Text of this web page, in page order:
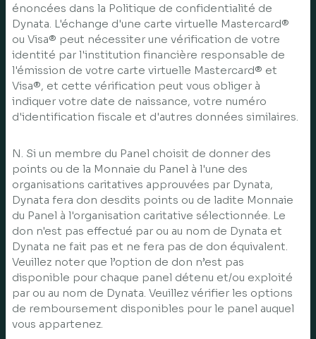
énoncées dans la Politique de confidentialité de
Dynata. L'échange d'une carte virtuelle Mastercard®
ou Visa® peut nécessiter une vérification de votre
identité par l'institution financière responsable de
l'émission de votre carte virtuelle Mastercard® et
Visa®, et cette vérification peut vous obliger à
indiquer votre date de naissance, votre numéro
d'identification fiscale et d'autres données similaires.
N. Si un membre du Panel choisit de donner des
points ou de la Monnaie du Panel à l'une des
organisations caritatives approuvées par Dynata,
Dynata fera don desdits points ou de ladite Monnaie
du Panel à l'organisation caritative sélectionnée. Le
don n'est pas effectué par ou au nom de Dynata et
Dynata ne fait pas et ne fera pas de don équivalent.
Veuillez noter que l’option de don n’est pas
disponible pour chaque panel détenu et/ou exploité
par ou au nom de Dynata. Veuillez vérifier les options
de remboursement disponibles pour le panel auquel
vous appartenez.